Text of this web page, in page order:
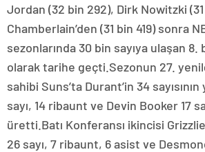
Jordan (32 bin 292), Dirk Nowitzki
Chamberlain’den (31 bin 419) sonra
sezonlarında 30 bin sayıya ulaşan
olarak tarihe geçti.Sezonun 27.
sahibi Suns’ta Durant’in 34 sayısının
sayı, 14 ribaunt ve Devin Booker 17
üretti.Batı Konferansı ikincisi
26 sayı, 7 ribaunt, 6 asist ve